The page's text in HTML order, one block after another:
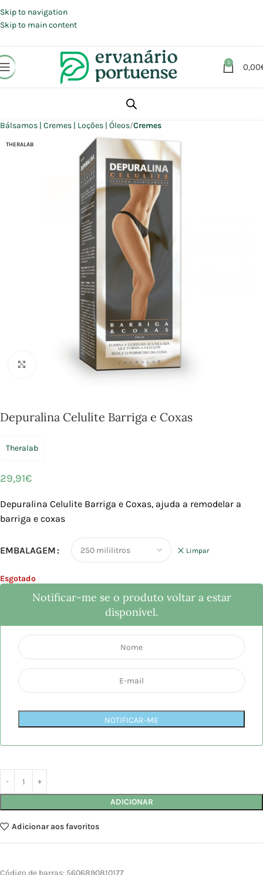
Skip to navigation
Skip to main content
0 0,00
Beleza | Cosmética | Higiene
Bálsamos | Cremes | Loções | Óleos Cremes
THERALAB
Click to enlarge
Depuralina Celulite Barriga e Coxas
Theralab
29,91€
Depuralina Celulite Barriga e Coxas, ajuda a remodelar a
barriga e coxas
EMBALAGEM Limpar
Esgotado
Notificar-me se o produto voltar a estar
disponível.
NOTIFICAR-ME
ADICIONAR
Adicionar aos favoritos